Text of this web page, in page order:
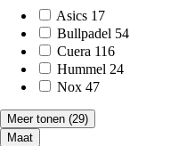
Asics 17
Bullpadel 54
Cuera 116
Hummel 24
Nox 47
Meer tonen (29)
Maat